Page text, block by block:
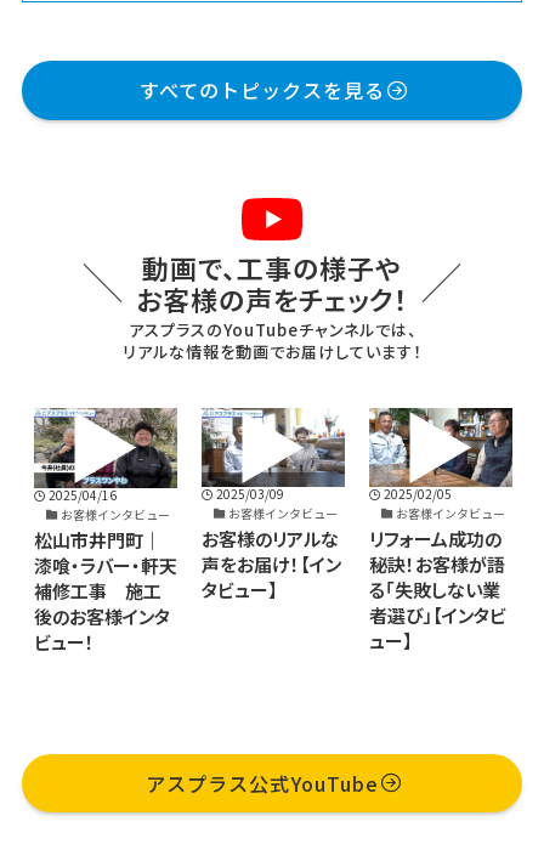
すべてのトピックスを見る
動画で、工事の様子や
お客様の声をチェック！
アスプラスのYouTubeチャンネルでは、
リアルな情報を動画でお届けしています！
2025/04/16
お客様インタビュー
松山市井門町｜
漆喰・ラバー・軒天
補修工事 施工
後のお客様インタ
ビュー！
2025/03/09
お客様インタビュー
お客様のリアルな
声をお届け！【イン
タビュー】
2025/02/05
お客様インタビュー
リフォーム成功の
秘訣！お客様が語
る「失敗しない業
者選び」【インタビ
ュー】
アスプラス公式YouTube